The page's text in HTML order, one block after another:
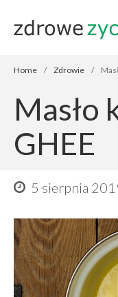
Home / Zdrowie /
Masło
GHEE
5 sierpnia